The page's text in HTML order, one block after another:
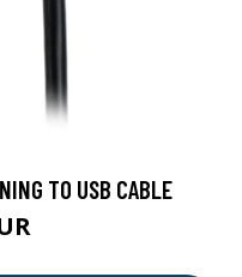
TO USB CABLE